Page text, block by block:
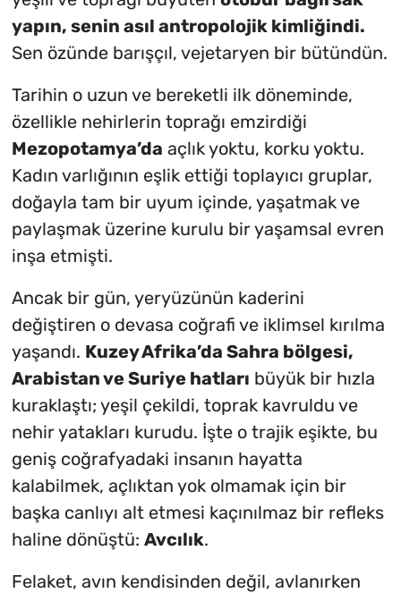
yapın, senin asıl antropolojik kimliğindi.
Sen özünde barışçıl, vejetaryen bir bütündün.
Tarihin o uzun ve bereketli ilk döneminde,
özellikle nehirlerin toprağı emzirdiği
Mezopotamya’da açlık yoktu, korku yoktu.
Kadın varlığının eşlik ettiği toplayıcı gruplar,
doğayla tam bir uyum içinde, yaşatmak ve
paylaşmak üzerine kurulu bir yaşamsal evren
inşa etmişti.
Ancak bir gün, yeryüzünün kaderini
değiştiren o devasa coğrafi ve iklimsel kırılma
yaşandı. Kuzey Afrika’da Sahra bölgesi,
Arabistan ve Suriye hatları büyük bir hızla
kuraklaştı; yeşil çekildi, toprak kavruldu ve
nehir yatakları kurudu. İşte o trajik eşikte, bu
geniş coğrafyadaki insanın hayatta
kalabilmek, açlıktan yok olmamak için bir
başka canlıyı alt etmesi kaçınılmaz bir refleks
haline dönüştü: Avcılık.
Felaket, avın kendisinden değil, avlanırken